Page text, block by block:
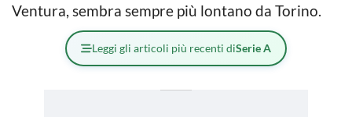
Ventura, sembra sempre più lontano da Torino.
Leggi gli articoli più recenti diSerie A